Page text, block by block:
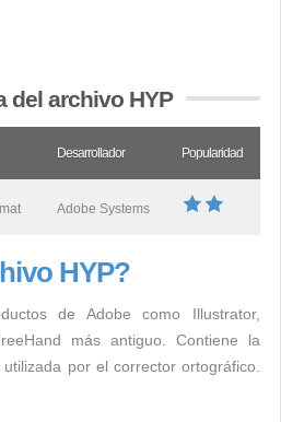
del archivo HYP
Desarrollador Popularidad
Adobe Systems
HYP?
de Adobe como Illustrator,
más antiguo. Contiene la
por el corrector ortográfico.